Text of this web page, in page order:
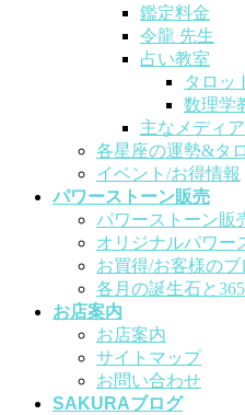
鑑定料金
令龍 先生
占い教室
タロッ
数理学
主なメディ
各星座の運勢&タ
イベント/お得情報
パワーストーン販売
パワーストーン販
オリジナルパワー
お買得/お客様のブ
各月の誕生石と
お店案内
お店案内
サイトマップ
お問い合わせ
SAKURAブログ